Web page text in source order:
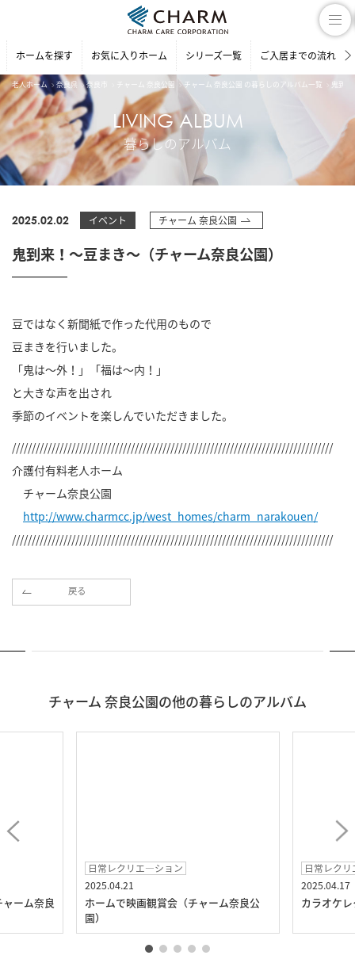
ホームを探す お気に入りホーム シリーズ一覧 ご入居までの流れ
老人ホーム 奈良県 奈良市 チャーム 奈良公園 チャーム 奈良公園 の暮らしのアルバム一覧 鬼到
LIVING ALBUM
暮らしのアルバム
2025.02.02 イベント チャーム 奈良公園
鬼到来！～豆まき～（チャーム奈良公園）
豆ではなく新聞紙で作った代用のもので
豆まきを行いました。
「鬼は～外！」「福は～内！」
と大きな声を出され
季節のイベントを楽しんでいただきました。
/////////////////////////////////////////////////////////////////////////////////
介護付有料老人ホーム
チャーム奈良公園
http://www.charmcc.jp/west_homes/charm_narakouen/
/////////////////////////////////////////////////////////////////////////////////
戻る
チャーム 奈良公園の他の暮らしのアルバム
ーム奈良
日常レクリエ―ション
2025.04.21
ホームで映画観賞会（チャーム奈良公
園）
日常レク
2025.04.17
カラオケ